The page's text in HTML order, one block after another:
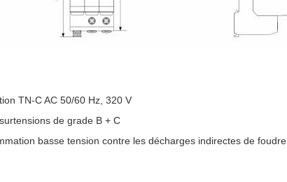
TN-C AC 50/60 Hz, 320 V
de grade B + C
basse tension contre les décharges indirectes de foudre